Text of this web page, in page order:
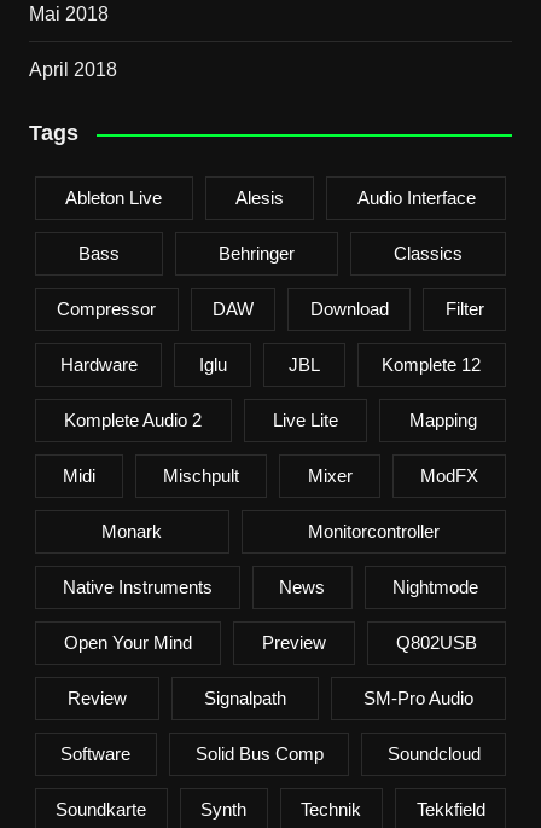
Mai 2018
April 2018
Tags
Ableton Live Alesis Audio Interface
Bass Behringer Classics
Compressor DAW Download Filter
Hardware Iglu JBL Komplete 12
Komplete Audio 2 Live Lite Mapping
Midi Mischpult Mixer ModFX
Monark Monitorcontroller
Native Instruments News Nightmode
Open Your Mind Preview Q802USB
Review Signalpath SM-Pro Audio
Software Solid Bus Comp Soundcloud
Soundkarte Synth Technik Tekkfield